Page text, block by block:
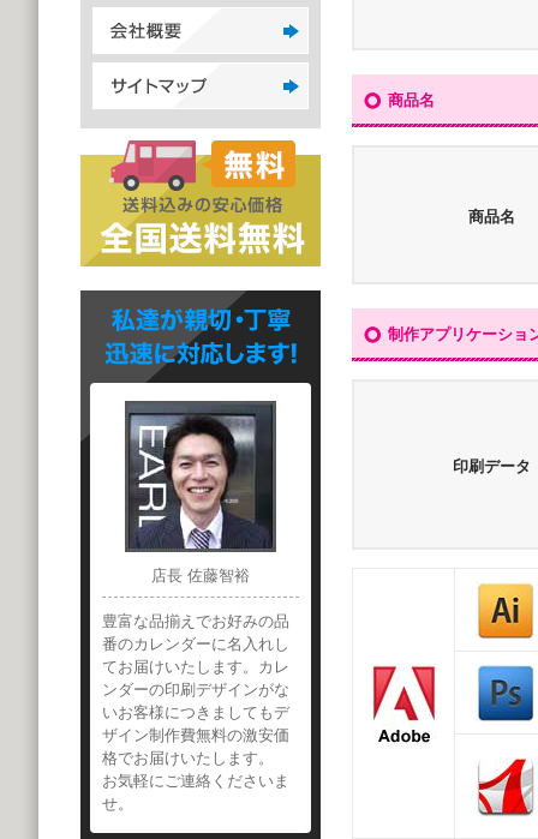
商品名
商品名
制作アプリケーショ
印刷データ
店長 佐藤智裕
豊富な品揃えでお好みの品
番のカレンダーに名入れし
てお届けいたします。カレ
ンダーの印刷デザインがな
いお客様につきましてもデ
ザイン制作費無料の激安価
格でお届けいたします。
お気軽にご連絡くださいま
せ。